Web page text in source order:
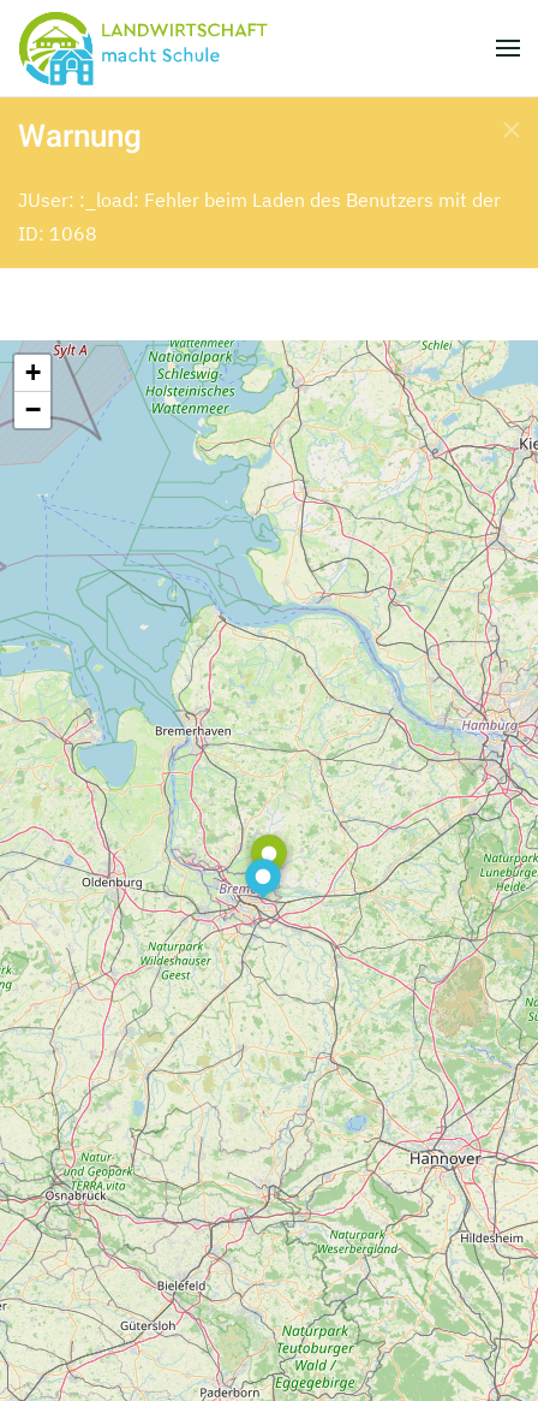
Skip to main content
Warnung
JUser: :_load: Fehler beim Laden des Benutzers mit der
ID: 1068
+
−